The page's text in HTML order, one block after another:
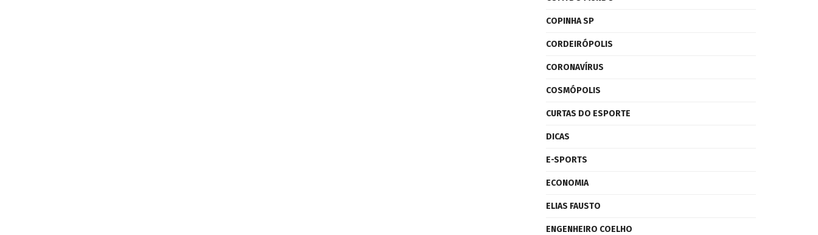
COPINHA SP
CORDEIRÓPOLIS
CORONAVÍRUS
COSMÓPOLIS
CURTAS DO ESPORTE
DICAS
E-SPORTS
ECONOMIA
ELIAS FAUSTO
ENGENHEIRO COELHO